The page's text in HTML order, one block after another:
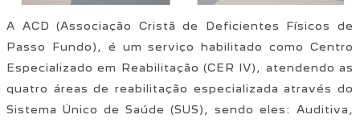
A ACD (Associação Cristã de Deficientes Físicos de
Passo Fundo), é um serviço habilitado como Centro
Especializado em Reabilitação (CER IV), atendendo as
quatro áreas de reabilitação especializada através do
Sistema Único de Saúde (SUS), sendo eles: Auditiva,